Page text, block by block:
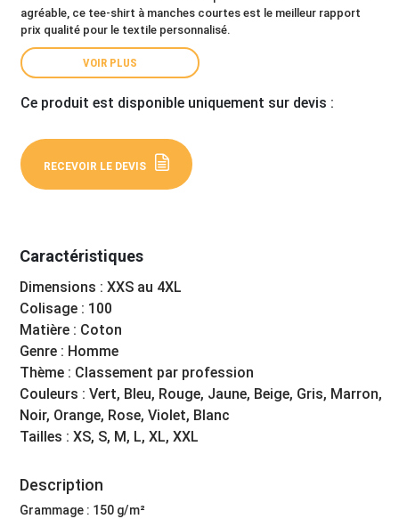
agréable, ce tee-shirt à manches courtes est le meilleur rapport
prix qualité pour le textile personnalisé.
VOIR PLUS
Ce produit est disponible uniquement sur devis :
RECEVOIR LE DEVIS
Caractéristiques
Dimensions : XXS au 4XL
Colisage : 100
Matière : Coton
Genre : Homme
Thème : Classement par profession
Couleurs : Vert, Bleu, Rouge, Jaune, Beige, Gris, Marron,
Noir, Orange, Rose, Violet, Blanc
Tailles : XS, S, M, L, XL, XXL
Description
Grammage : 150 g/m²